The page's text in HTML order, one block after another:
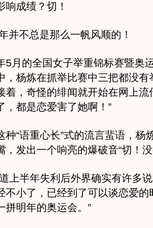
成绩？切！
不总是那么一帆风顺的！
的全国女子举重锦标赛暨奥
，杨炼在抓举比赛中三把都没有
着，奇怪的绯闻就开始在网上
，都是恋爱害了她啊！”
“语重心长”式的流言蜚语，杨
，发出一个响亮的爆破音“切！
半年失利后外界确实有许多说
不小了，已经到了可以谈恋爱的
拼明年的奥运会。”